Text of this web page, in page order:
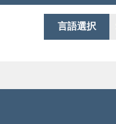
言語選択